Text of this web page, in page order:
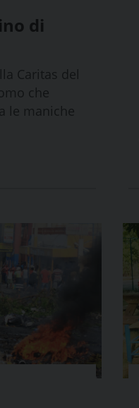
di
Caritas del
che
le maniche